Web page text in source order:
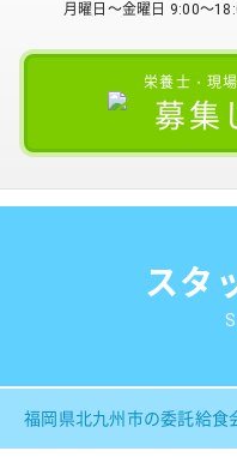
月曜日～金曜日 9:00～
栄養士・現
募集
スタ
福岡県北九州市の委託給食